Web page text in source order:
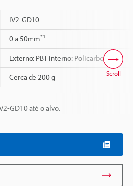
IV2-GD10
0 a 50mm*1
Externo: PBT interno: Policarbonato
Cerca de 200 g
GD10 até o alvo.
Scroll